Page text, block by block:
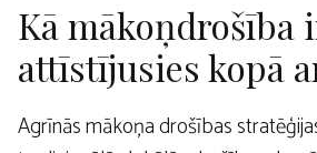
Kā mākoņdrošība
attīstījusies kopā
Agrīnās mākoņa drošības